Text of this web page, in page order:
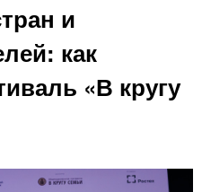
и
как
«В кругу